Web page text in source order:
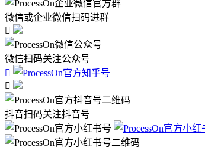
微信或企业微信扫码进群

微信扫码关注公众号


抖音扫码关注抖音号